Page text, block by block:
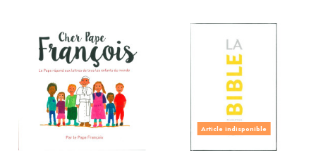
Article indisponible